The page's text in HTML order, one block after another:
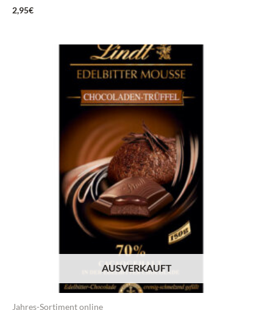
2,95€
AUSVERKAUFT
Jahres-Sortiment online